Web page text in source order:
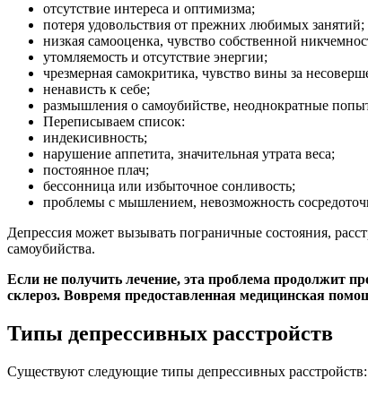
отсутствие интереса и оптимизма;
потеря удовольствия от прежних любимых занятий;
низкая самооценка, чувство собственной
утомляемость и отсутствие энергии;
чрезмерная самокритика, чувство вины за
ненависть к себе;
размышления о самоубийстве, неоднократные
Переписываем список:
индекисивность;
нарушение аппетита, значительная утрата веса;
постоянное плач;
бессонница или избыточное сонливость;
проблемы с мышлением, невозможность
Депрессия может вызывать пограничные состояния,
самоубийства.
Если не получить лечение, эта проблема продолжит
склероз. Вовремя предоставленная медицинская
Типы депрессивных расстройств
Существуют следующие типы депрессивных расстройств: